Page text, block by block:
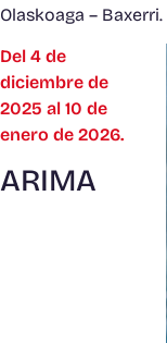
Olaskoaga – Baxerri.
Del 4 de
diciembre de
2025 al 10 de
enero de 2026.
ARIMA